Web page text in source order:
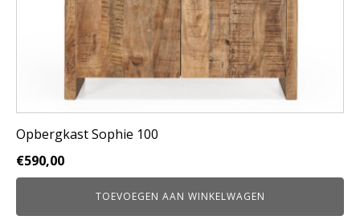
Opbergkast Sophie 100
€590,00
TOEVOEGEN AAN WINKELWAGEN